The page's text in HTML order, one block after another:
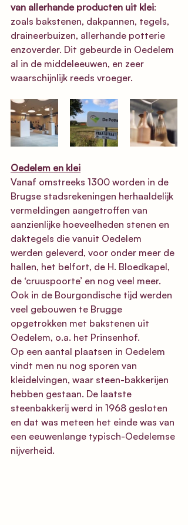
van allerhande producten uit klei:
zoals bakstenen, dakpannen, tegels,
draineerbuizen, allerhande potterie
enzoverder. Dit gebeurde in Oedelem
al in de middeleeuwen, en zeer
waarschijnlijk reeds vroeger.
Oedelem en klei
Vanaf omstreeks 1300 worden in de
Brugse stadsrekeningen herhaaldelijk
vermeldingen aangetroffen van
aanzienlijke hoeveelheden stenen en
daktegels die vanuit Oedelem
werden geleverd, voor onder meer de
hallen, het belfort, de H. Bloedkapel,
de ‘cruuspoorte’ en nog veel meer.
Ook in de Bourgondische tijd werden
veel gebouwen te Brugge
opgetrokken met bakstenen uit
Oedelem, o.a. het Prinsenhof.
Op een aantal plaatsen in Oedelem
vindt men nu nog sporen van
kleidelvingen, waar steen-bakkerijen
hebben gestaan. De laatste
steenbakkerij werd in 1968 gesloten
en dat was meteen het einde was van
een eeuwenlange typisch-Oedelemse
nijverheid.